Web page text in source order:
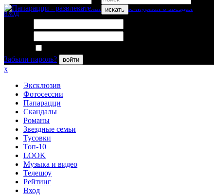
искать
вход
Забыли пароль?
войти
x
Эксклюзив
Фотосессии
Папарацци
Скандалы
Романы
Звездные семьи
Тусовки
Топ-10
LOOK
Музыка и видео
Телешоу
Рейтинг
Вход